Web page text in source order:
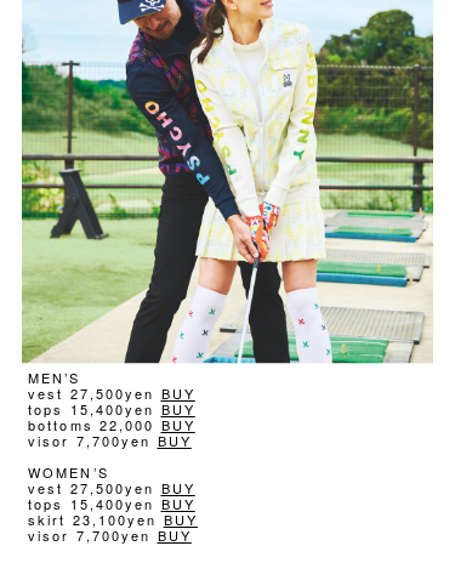
MEN’S
vest 27,500yen BUY
tops 15,400yen BUY
bottoms 22,000 BUY
visor 7,700yen BUY
WOMEN’S
vest 27,500yen BUY
tops 15,400yen BUY
skirt 23,100yen BUY
visor 7,700yen BUY